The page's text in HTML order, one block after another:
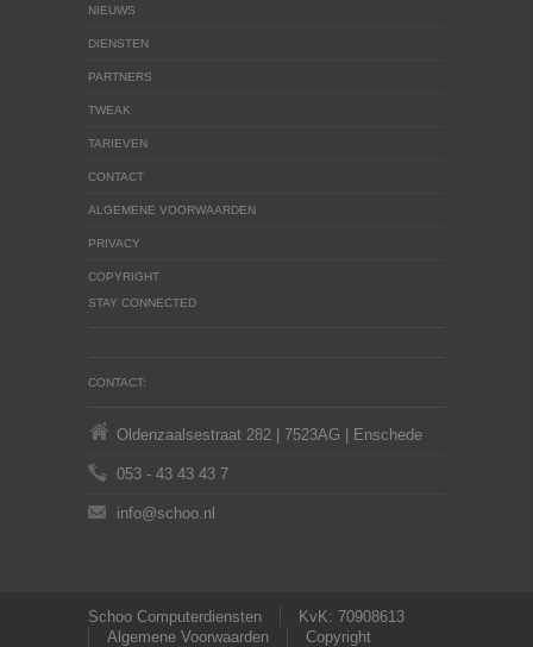
NIEUWS
DIENSTEN
PARTNERS
TWEAK
TARIEVEN
CONTACT
ALGEMENE VOORWAARDEN
PRIVACY
COPYRIGHT
STAY CONNECTED
CONTACT:
Oldenzaalsestraat 282 | 7523AG | Enschede
053 - 43 43 43 7
info@schoo.nl
Schoo Computerdiensten
KvK: 70908613
Algemene Voorwaarden
Copyright